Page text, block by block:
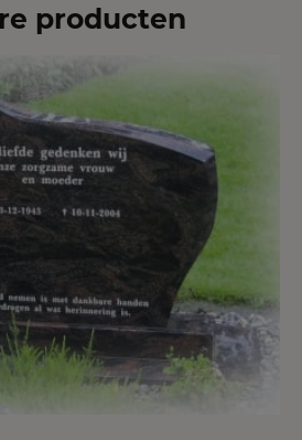
producten